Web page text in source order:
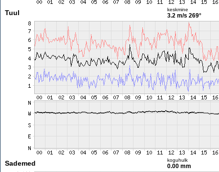
Tuul keskmine
3.2 m/s 269°
Sademed koguhulk
0.00 mm